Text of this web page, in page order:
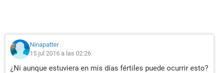
Ninapatter
15 jul 2016 a las 02:26
¿Ni aunque estuviera en mis días fértiles puede ocurrir esto?